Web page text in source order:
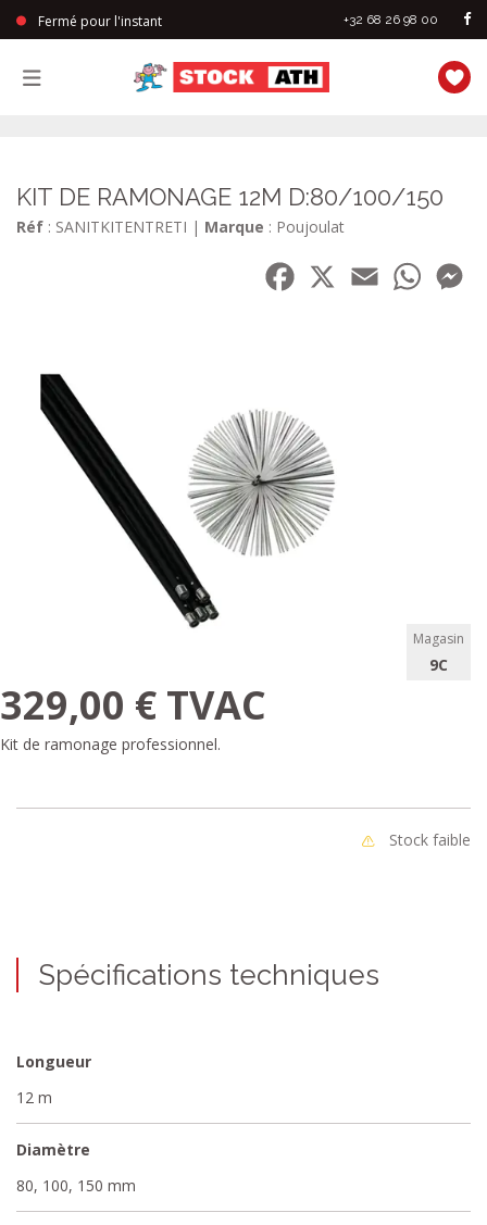
Fermé pour l'instant +32 68 26 98 00
KIT DE RAMONAGE 12M D:80/100/150
Réf : SANITKITENTRETI | Marque : Poujoulat
Facebook
Email
Magasin
9C
329,00 € TVAC
Kit de ramonage professionnel.
Stock faible
Spécifications techniques
Longueur
12 m
Diamètre
80, 100, 150 mm